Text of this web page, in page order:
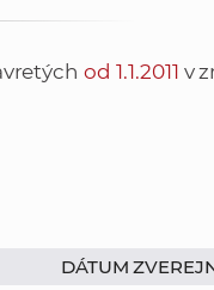
od 1.1.2011 v
DÁTUM